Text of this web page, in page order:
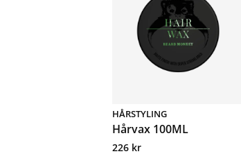
HÅRSTYLING
Hårvax 100ML
226 kr